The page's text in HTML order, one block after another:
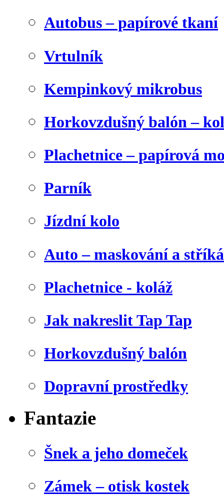
Autobus – papírové tkaní
Vrtulník
Kempinkový mikrobus
Horkovzdušný balón –
Plachetnice – papírová
Parník
Jízdní kolo
Auto – maskování a
Plachetnice - koláž
Jak nakreslit Tap Tap
Horkovzdušný balón
Dopravní prostředky
Fantazie
Šnek a jeho domeček
Zámek – otisk kostek